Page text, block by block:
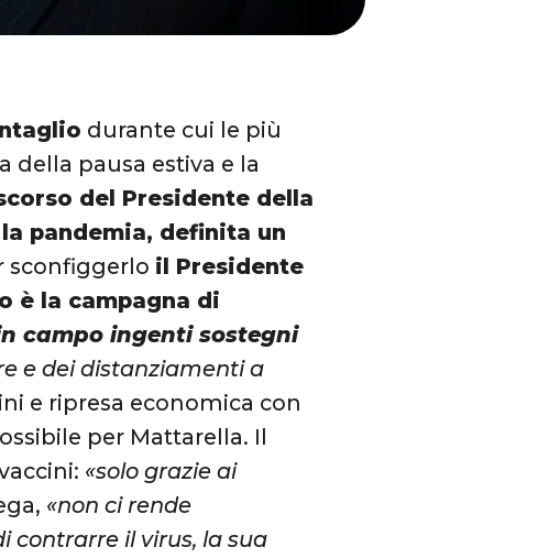
durante cui le più
pausa estiva e la
del Presidente della
pandemia, definita un
sconfiggerlo il Presidente
è la campagna di
campo ingenti sostegni
e dei distanziamenti a
e ripresa economica con
per Mattarella. Il
«solo grazie ai
«non ci rende
contrarre il virus, la sua